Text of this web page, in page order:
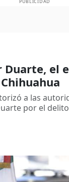
Duarte, el
a las
por el